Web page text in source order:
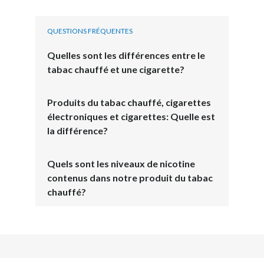
QUESTIONS FRÉQUENTES
Quelles sont les différences entre le
tabac chauffé et une cigarette?
Produits du tabac chauffé, cigarettes
électroniques et cigarettes: Quelle est
la différence?
Quels sont les niveaux de nicotine
contenus dans notre produit du tabac
chauffé?